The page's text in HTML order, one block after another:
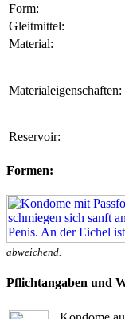
Form:
Gleitmittel:
Material:
Materialeigenschaften:
Reservoir:
Formen:
abweichend.
Pflichtangaben und